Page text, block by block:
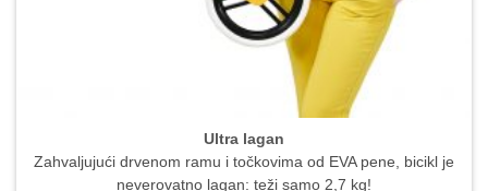
Ultra lagan
Zahvaljujući drvenom ramu i točkovima od EVA pene, bicikl je
neverovatno lagan: teži samo 2,7 kg!